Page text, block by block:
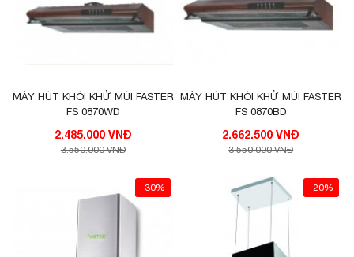
MÁY HÚT KHÓI KHỬ MÙI FASTER
FS 0870WD
2.485.000 VNĐ
3.550.000 VNĐ
MÁY HÚT KHÓI KHỬ MÙI FASTER
FS 0870BD
2.662.500 VNĐ
3.550.000 VNĐ
-30% -20%